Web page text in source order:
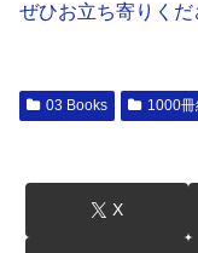
ぜひお立ち寄りく
03 Books 1000
X